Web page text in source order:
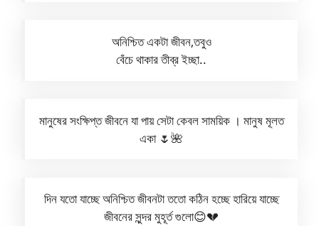
অনিশ্চিত একটা জীবন,তবুও
বেঁচে থাকার তীব্র ইচ্ছা..
মানুষের সংক্ষিপ্ত জীবনে যা পায় সেটা কেবল সাময়িক । মানুষ মূলত
একা 🌷🌺
দিন যতো যাচ্ছে অনিশ্চিত জীবনটা ততো কঠিন হচ্ছে হারিয়ে যাচ্ছে
জীবনের সুন্দর মুহূর্ত গুলো😊💔